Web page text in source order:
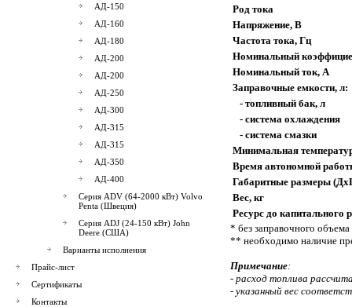
АД-150
АД-160
АД-180
АД-200
АД-200
АД-250
АД-300
АД-315
АД-315
АД-350
АД-400
Серия ADV (64-2000 кВт) Volvo
Penta (Швеция)
Серия ADJ (24-150 кВт) John
Deere (США)
Варианты исполнения
Прайс-лист
Сертификаты
Контакты
Род тока
Напряжение, В
Частота тока, Гц
Номинальный
Номинальный ток, А
Заправочные емкости, л:
- топливный бак, л
- система охлаждения
- система смазки
Минимальная
Время автономной
Габаритные размеры
Вес, кг
Ресурс до капитального
* без заправочного
** необходимо наличие
Примечание:
- расход топлива
- указанный вес